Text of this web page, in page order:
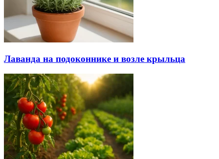
Лаванда на подоконнике и возле крыльца